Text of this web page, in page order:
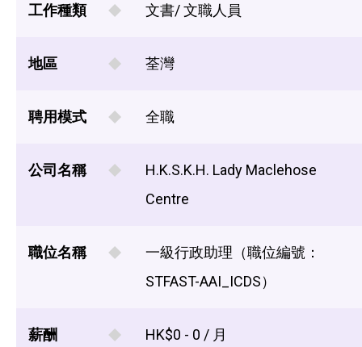
工作種類 文書/ 文職人員
地區 荃灣
聘用模式 全職
公司名稱
H.K.S.K.H. Lady Maclehose
Centre
職位名稱
一級行政助理（職位編號：
STFAST-AAI_ICDS）
薪酬 HK$0 - 0 / 月